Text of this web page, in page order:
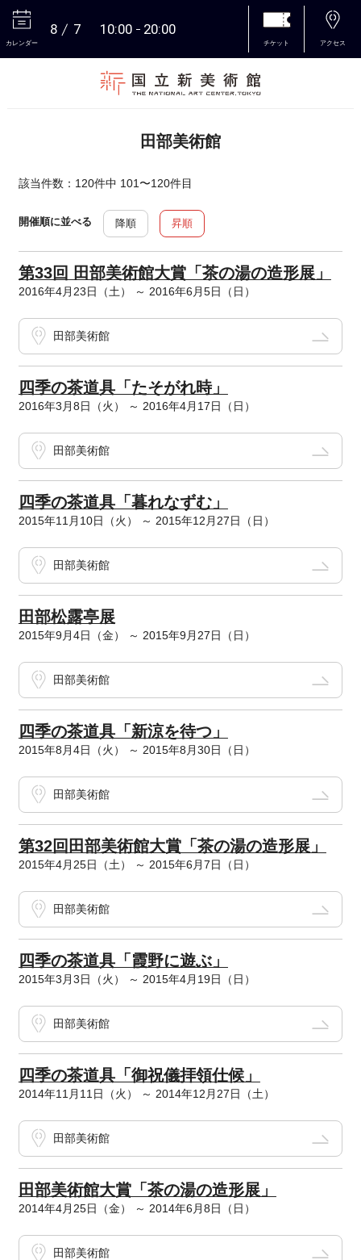
カレンダー
8 7 10:00 20:00
チケット アクセス
田部美術館
該当件数：120件中 101〜120件目
開催順に並べる 降順 昇順
第33回 田部美術館大賞「茶の湯の造形展」
2016年4月23日（土） ～ 2016年6月5日（日）
田部美術館
四季の茶道具「たそがれ時」
2016年3月8日（火） ～ 2016年4月17日（日）
田部美術館
四季の茶道具「暮れなずむ」
2015年11月10日（火） ～ 2015年12月27日（日）
田部美術館
田部松露亭展
2015年9月4日（金） ～ 2015年9月27日（日）
田部美術館
四季の茶道具「新涼を待つ」
2015年8月4日（火） ～ 2015年8月30日（日）
田部美術館
第32回田部美術館大賞「茶の湯の造形展」
2015年4月25日（土） ～ 2015年6月7日（日）
田部美術館
四季の茶道具「霞野に遊ぶ」
2015年3月3日（火） ～ 2015年4月19日（日）
田部美術館
四季の茶道具「御祝儀拝領仕候」
2014年11月11日（火） ～ 2014年12月27日（土）
田部美術館
田部美術館大賞「茶の湯の造形展」
2014年4月25日（金） ～ 2014年6月8日（日）
田部美術館